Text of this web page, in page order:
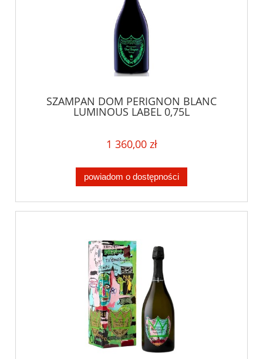
SZAMPAN DOM PERIGNON BLANC
LUMINOUS LABEL 0,75L
1 360,00 zł
powiadom o dostępności